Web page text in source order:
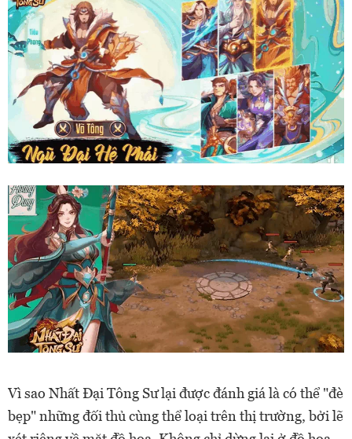
Vì sao Nhất Đại Tông Sư lại được đánh giá là có thể "đè
bẹp" những đối thủ cùng thể loại trên thị trường, bởi lẽ